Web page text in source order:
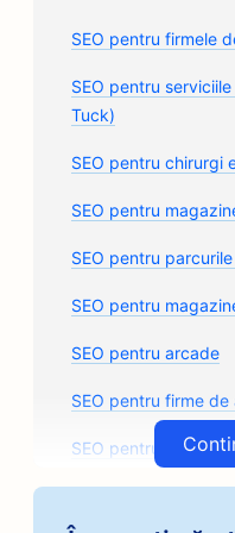
SEO pentru firmele
SEO pentru
Tuck)
SEO pentru chirurgi
SEO pentru
SEO pentru
SEO pentru
SEO pentru arcade
SEO pentru firme
SEO pentru